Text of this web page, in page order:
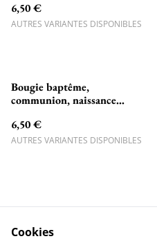
princesse
6,50 €
AUTRES VARIANTES DISPONIBLES
Bougie baptême,
communion, naissance
girafe, rhinocéros
6,50 €
AUTRES VARIANTES DISPONIBLES
Cookies